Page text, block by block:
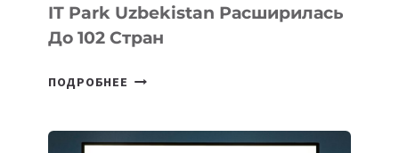
IT Park Uzbekistan Расширилась
До 102 Стран
ПОДРОБНЕЕ ГЕОГРАФИЯ
IT